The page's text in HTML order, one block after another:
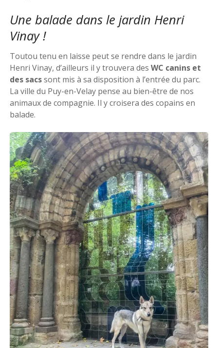
Une balade dans le jardin Henri
Vinay !
Toutou tenu en laisse peut se rendre dans le jardin
Henri Vinay, d’ailleurs il y trouvera des WC canins et
des sacssont mis à sa disposition à l’entrée du parc.
La ville du Puy-en-Velay pense au bien-être de nos
animaux de compagnie. Il y croisera des copains en
balade.